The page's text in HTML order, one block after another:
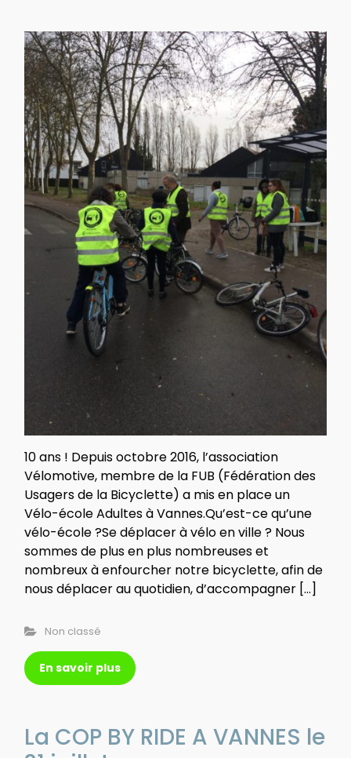
10 ans ! Depuis octobre 2016, l’association
Vélomotive, membre de la FUB (Fédération des
Usagers de la Bicyclette) a mis en place un
Vélo-école Adultes à Vannes.Qu’est-ce qu’une
vélo-école ?Se déplacer à vélo en ville ? Nous
sommes de plus en plus nombreuses et
nombreux à enfourcher notre bicyclette, afin de
nous déplacer au quotidien, d’accompagner […]
Non classé
En savoir plus
La COP BY RIDE A VANNES le